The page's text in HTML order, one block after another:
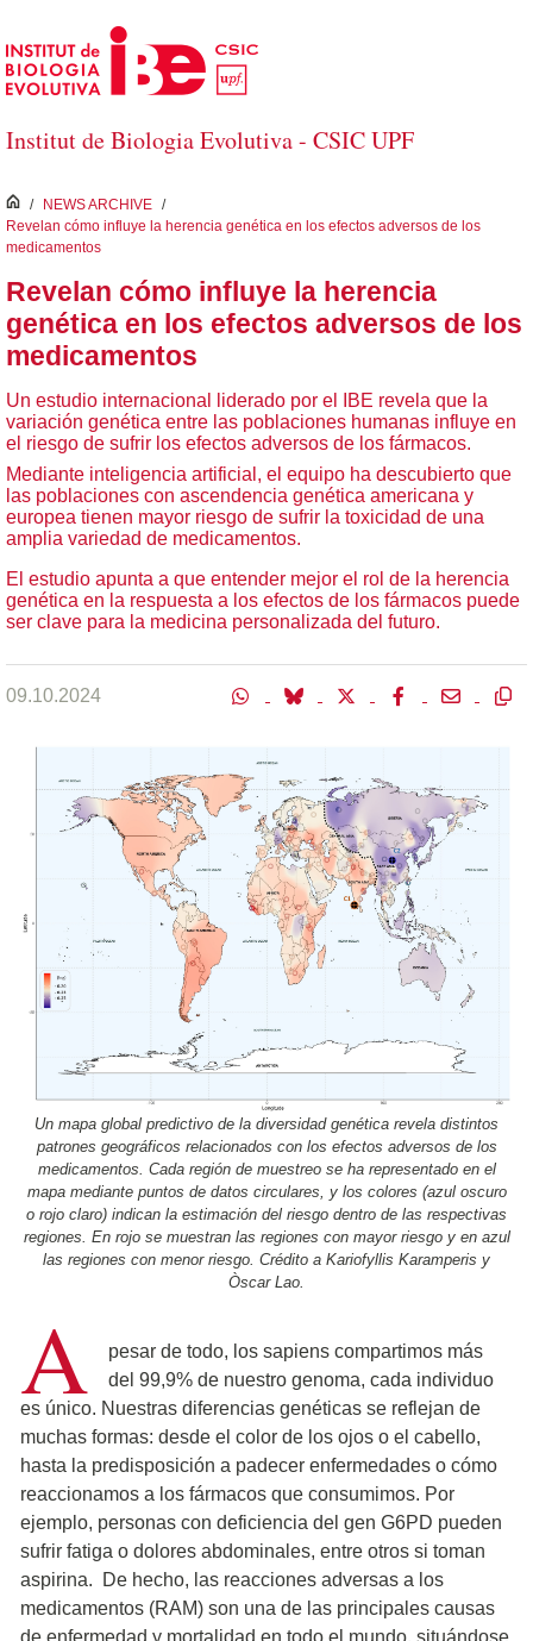
Saltar al contenido principal
Institut de Biologia Evolutiva - CSIC UPF
inici
/ NEWS ARCHIVE /
Revelan cómo influye la herencia genética en los efectos adversos de los
medicamentos
Revelan cómo influye la herencia
genética en los efectos adversos de los
medicamentos
Un estudio internacional liderado por el IBE revela que la
variación genética entre las poblaciones humanas influye en
el riesgo de sufrir los efectos adversos de los fármacos.
Mediante inteligencia artificial, el equipo ha descubierto que
las poblaciones con ascendencia genética americana y
europea tienen mayor riesgo de sufrir la toxicidad de una
amplia variedad de medicamentos.
El estudio apunta a que entender mejor el rol de la herencia
genética en la respuesta a los efectos de los fármacos puede
ser clave para la medicina personalizada del futuro.
09.10.2024
Un mapa global predictivo de la diversidad genética revela distintos
patrones geográficos relacionados con los efectos adversos de los
medicamentos. Cada región de muestreo se ha representado en el
mapa mediante puntos de datos circulares, y los colores (azul oscuro
o rojo claro) indican la estimación del riesgo dentro de las respectivas
regiones. En rojo se muestran las regiones con mayor riesgo y en azul
las regiones con menor riesgo. Crédito a Kariofyllis Karamperis y
Òscar Lao.
A
pesar de todo, los sapiens compartimos más
del 99,9% de nuestro genoma, cada individuo
es único. Nuestras diferencias genéticas se reflejan de
muchas formas: desde el color de los ojos o el cabello,
hasta la predisposición a padecer enfermedades o cómo
reaccionamos a los fármacos que consumimos. Por
ejemplo, personas con deficiencia del gen G6PD pueden
sufrir fatiga o dolores abdominales, entre otros si toman
aspirina. De hecho, las reacciones adversas a los
medicamentos (RAM) son una de las principales causas
de enfermedad y mortalidad en todo el mundo, situándose